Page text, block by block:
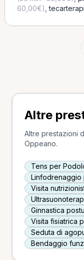
60,00€) ,
Altre
Altre prestazioni
Oppeano.
Tens per
Linfodrenaggio
Visita
Ginnastica
Visita fisiatrica
Seduta di
Bendaggio